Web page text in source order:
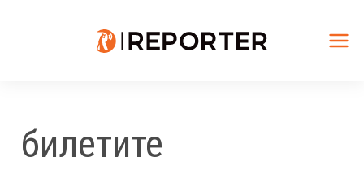
билетите